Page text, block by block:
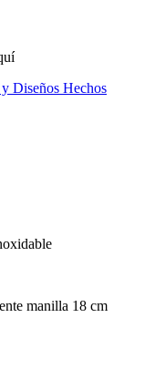
Diseños Hechos
manilla 18 cm